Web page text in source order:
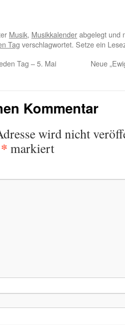
Musik, Musikkalenderabgelegt und
Tag verschlagwortet. Setze ein
Tag – 5. Mai Neue
Kommentar
wird nicht
* markiert